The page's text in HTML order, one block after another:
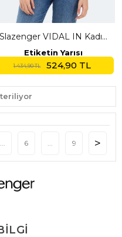
Slazenger VIDAL IN Kadın
Dik Yaka Oversıze Siyah
Sweatshırt
Etiketin Yarısı
1.434,90 TL 524,90 TL
... 6 ... 9